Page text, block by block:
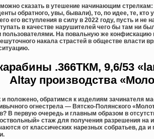
сказать в утешение начинающим
обратного, увы, бывали), то, по идее, те, кто
его вступления в силу в 2022 году, пусть и не
в качестве нарушителей чего бы там ни
пользователями. На повальную же конфискацию
накала страстей в обществе власти
.366ТКМ, 9,6/53
Altay производства
и положено, обратимся к изделиям зачинателя
огнестрела — Вятско-Полянского
В первую очередь и главным образом в
стаж для получения разрешения на
от классических нарезных собратьев, да